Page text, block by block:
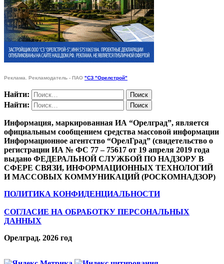
Реклама. Рекламодатель - ПАО "СЗ "Орелстрой"
Найти:
Найти:
Информация, маркированная ИА “Орелград”, является
официальным сообщением средства массовой информации
Информационное агентство “ОрелГрад” (свидетельство о
регистрации ИА № ФС 77 – 75617 от 19 апреля 2019 года
выдано ФЕДЕРАЛЬНОЙ СЛУЖБОЙ ПО НАДЗОРУ В
СФЕРЕ СВЯЗИ, ИНФОРМАЦИОННЫХ ТЕХНОЛОГИЙ
И МАССОВЫХ КОММУНИКАЦИЙ (РОСКОМНАДЗОР)
ПОЛИТИКА КОНФИДЕНЦИАЛЬНОСТИ
СОГЛАСИЕ НА ОБРАБОТКУ ПЕРСОНАЛЬНЫХ
ДАННЫХ
Орелград. 2026 год